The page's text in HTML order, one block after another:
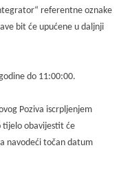
referentne oznake
bit će upućene u daljnji
do 11:00:00.
Poziva iscrpljenjem
tijelo obavijestit će
navodeći točan datum